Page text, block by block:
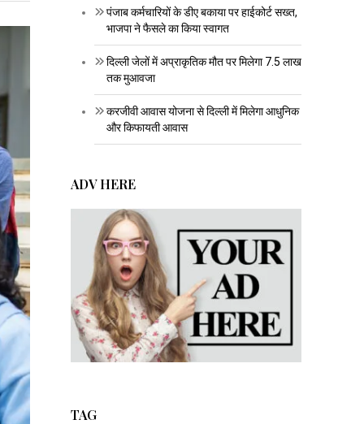
पंजाब कर्मचारियों के डीए बकाया पर हाईकोर्ट सख्त,
भाजपा ने फैसले का किया स्वागत
दिल्ली जेलों में अप्राकृतिक मौत पर मिलेगा 7.5 लाख
तक मुआवजा
करजीवी आवास योजना से दिल्ली में मिलेगा आधुनिक
और किफायती आवास
ADV HERE
TAG